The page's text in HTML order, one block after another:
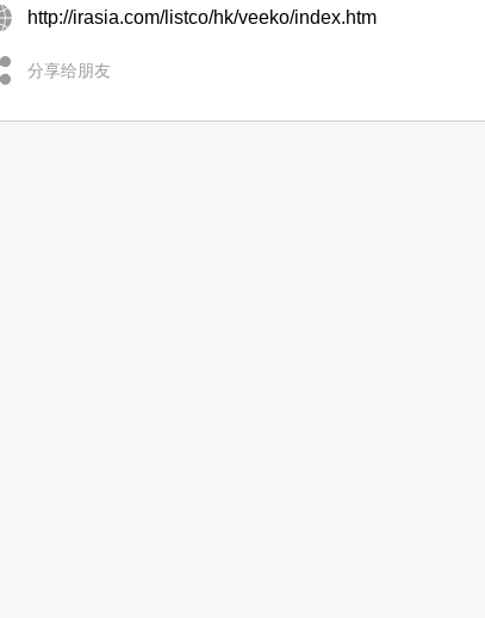
http://irasia.com/listco/hk/veeko/index.htm
分享给朋友